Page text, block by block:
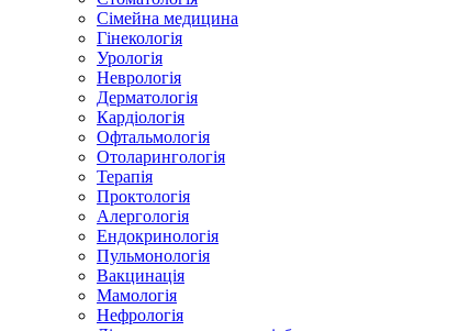
Сімейна медицина
Гінекологія
Урологія
Неврологія
Дерматологія
Кардіологія
Офтальмологія
Отоларингологія
Терапія
Проктологія
Алергологія
Ендокринологія
Пульмонологія
Вакцинація
Мамологія
Нефрологія